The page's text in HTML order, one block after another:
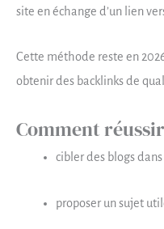
site en échange d’un lien
Cette méthode reste en
obtenir des backlinks de
Comment
cibler des blogs
proposer un sujet